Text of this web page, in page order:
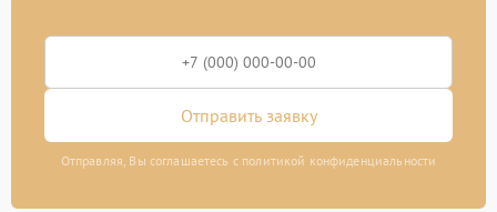
Отправить заявку
Отправляя, Вы соглашаетесь с политикой конфиденциальности